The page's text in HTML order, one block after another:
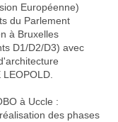
Européenne)
du Parlement
à Bruxelles
D1/D2/D3) avec
LEOPOLD.
à Uccle :
des phases